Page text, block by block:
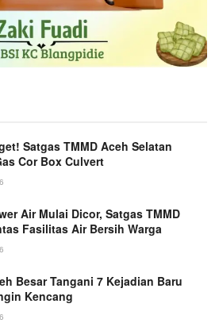
Satgas TMMD Aceh Selatan
Cor Box Culvert
Air Mulai Dicor, Satgas TMMD
Fasilitas Air Bersih Warga
Besar Tangani 7 Kejadian Baru
Kencang